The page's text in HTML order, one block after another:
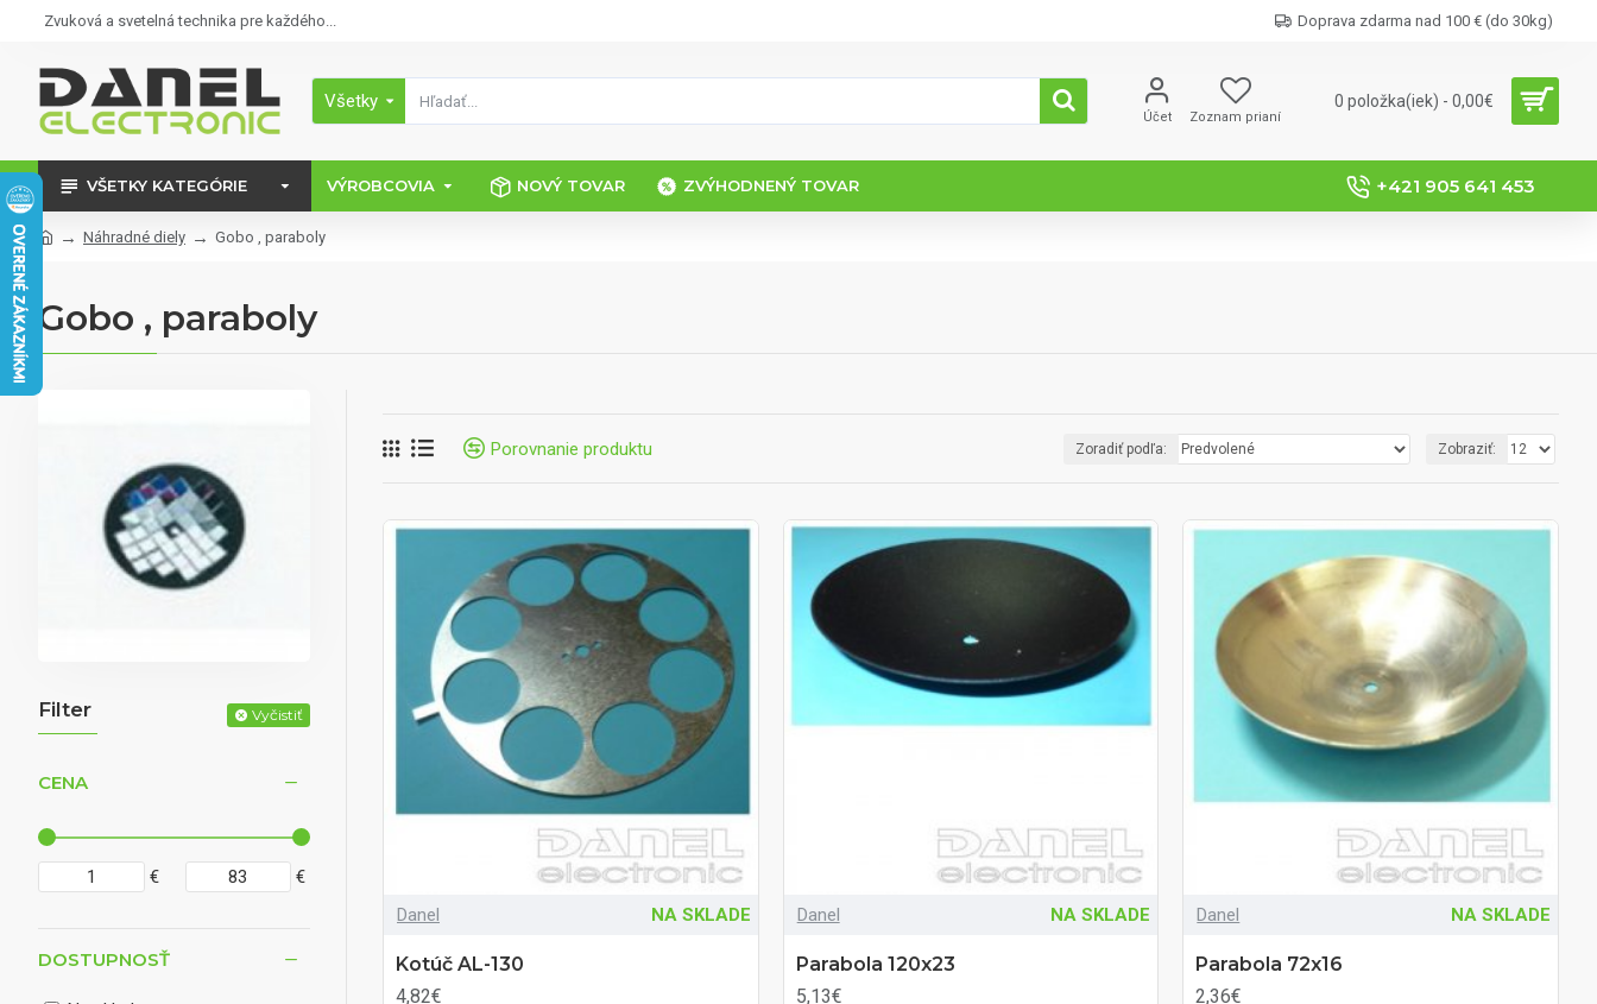
Zvuková a svetelná technika pre každého... Doprava zdarma nad 100 € (do 30kg)
Všetky
Účet Zoznam prianí
0 položka(iek) - 0,00€
VŠETKY KATEGÓRIE VÝROBCOVIA NOVÝ TOVAR ZVÝHODNENÝ TOVAR +421 905 641 453
Náhradné diely Gobo , paraboly
Gobo , paraboly
Filter Vyčistiť
CENA
€ €
DOSTUPNOSŤ
Porovnanie produktu Zoradiť podľa: Zobraziť:
Danel NA SKLADE
Kotúč AL-130
4,82€
Danel NA SKLADE
Parabola 120x23
5,13€
Danel NA SKLADE
Parabola 72x16
2,36€